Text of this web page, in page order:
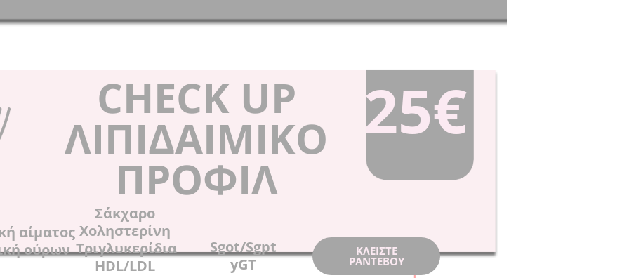
CHECK UP
ΛΙΠΙΔΑΙΜΙΚΟ
ΠΡΟΦΙΛ
25€
αίματος
ούρων
Σάκχαρο
Χοληστερίνη
Τριγλυκερίδια
HDL/LDL
Sgot/Sgpt
yGT
ΚΛΕIΣΤΕ
ΡΑΝΤΕΒΟY